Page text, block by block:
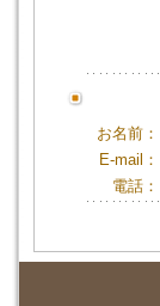
お名前：
E-mail：
電話：